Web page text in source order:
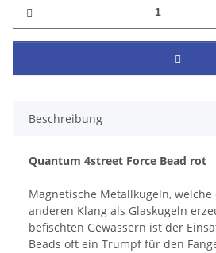
Beschreibung
Quantum 4street Force Bead rot
Magnetische Metallkugeln,
anderen Klang als Glaskugeln
befischten Gewässern ist der
Beads oft ein Trumpf für den